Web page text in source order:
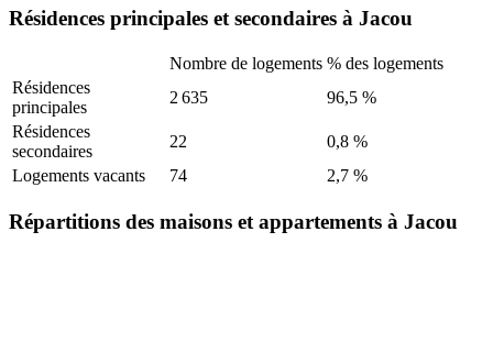
Résidences principales et secondaires à Jacou
Nombre de logements % des logements
Résidences
principales
2 635
96,5 %
Résidences
secondaires
22
0,8 %
Logements vacants
74 2,7 %
Répartitions des maisons et appartements à Jacou